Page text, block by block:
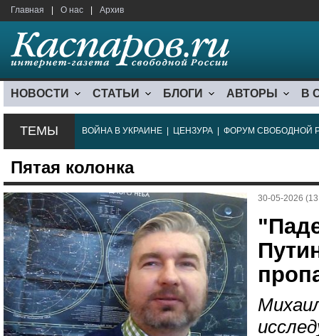
Главная О нас Архив
НОВОСТИ СТАТЬИ БЛОГИ АВТОРЫ В
ТЕМЫ ВОЙНА В УКРАИНЕ ЦЕНЗУРА ФОРУМ СВОБОДНОЙ
Пятая колонка
30-05-2026